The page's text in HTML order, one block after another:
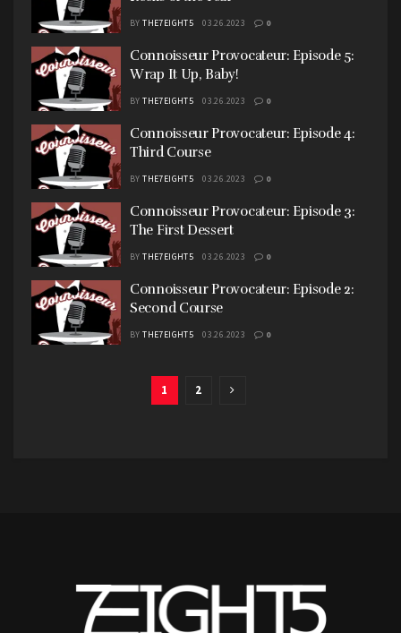
BY THE7EIGHT5 03.26.2023 0
Connoisseur Provocateur: Episode 5:
Wrap It Up, Baby!
BY THE7EIGHT5 03.26.2023 0
Connoisseur Provocateur: Episode 4:
Third Course
BY THE7EIGHT5 03.26.2023 0
Connoisseur Provocateur: Episode 3:
The First Dessert
BY THE7EIGHT5 03.26.2023 0
Connoisseur Provocateur: Episode 2:
Second Course
BY THE7EIGHT5 03.26.2023 0
1 2